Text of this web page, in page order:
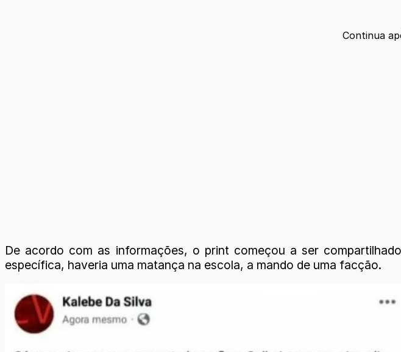
Continua
De acordo com as informações, o print começou a ser
específica, haveria uma matança na escola, a mando de uma facção.